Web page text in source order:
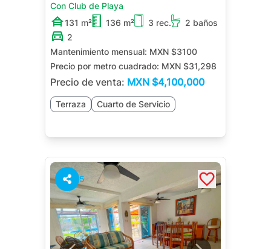
Con Club de Playa
131 m²
136 m² 3 rec.
2 baños
2
Mantenimiento mensual: MXN $3100
Precio por metro cuadrado: MXN $31,298
Precio de venta: MXN $4,100,000
Terraza Cuarto de Servicio
5